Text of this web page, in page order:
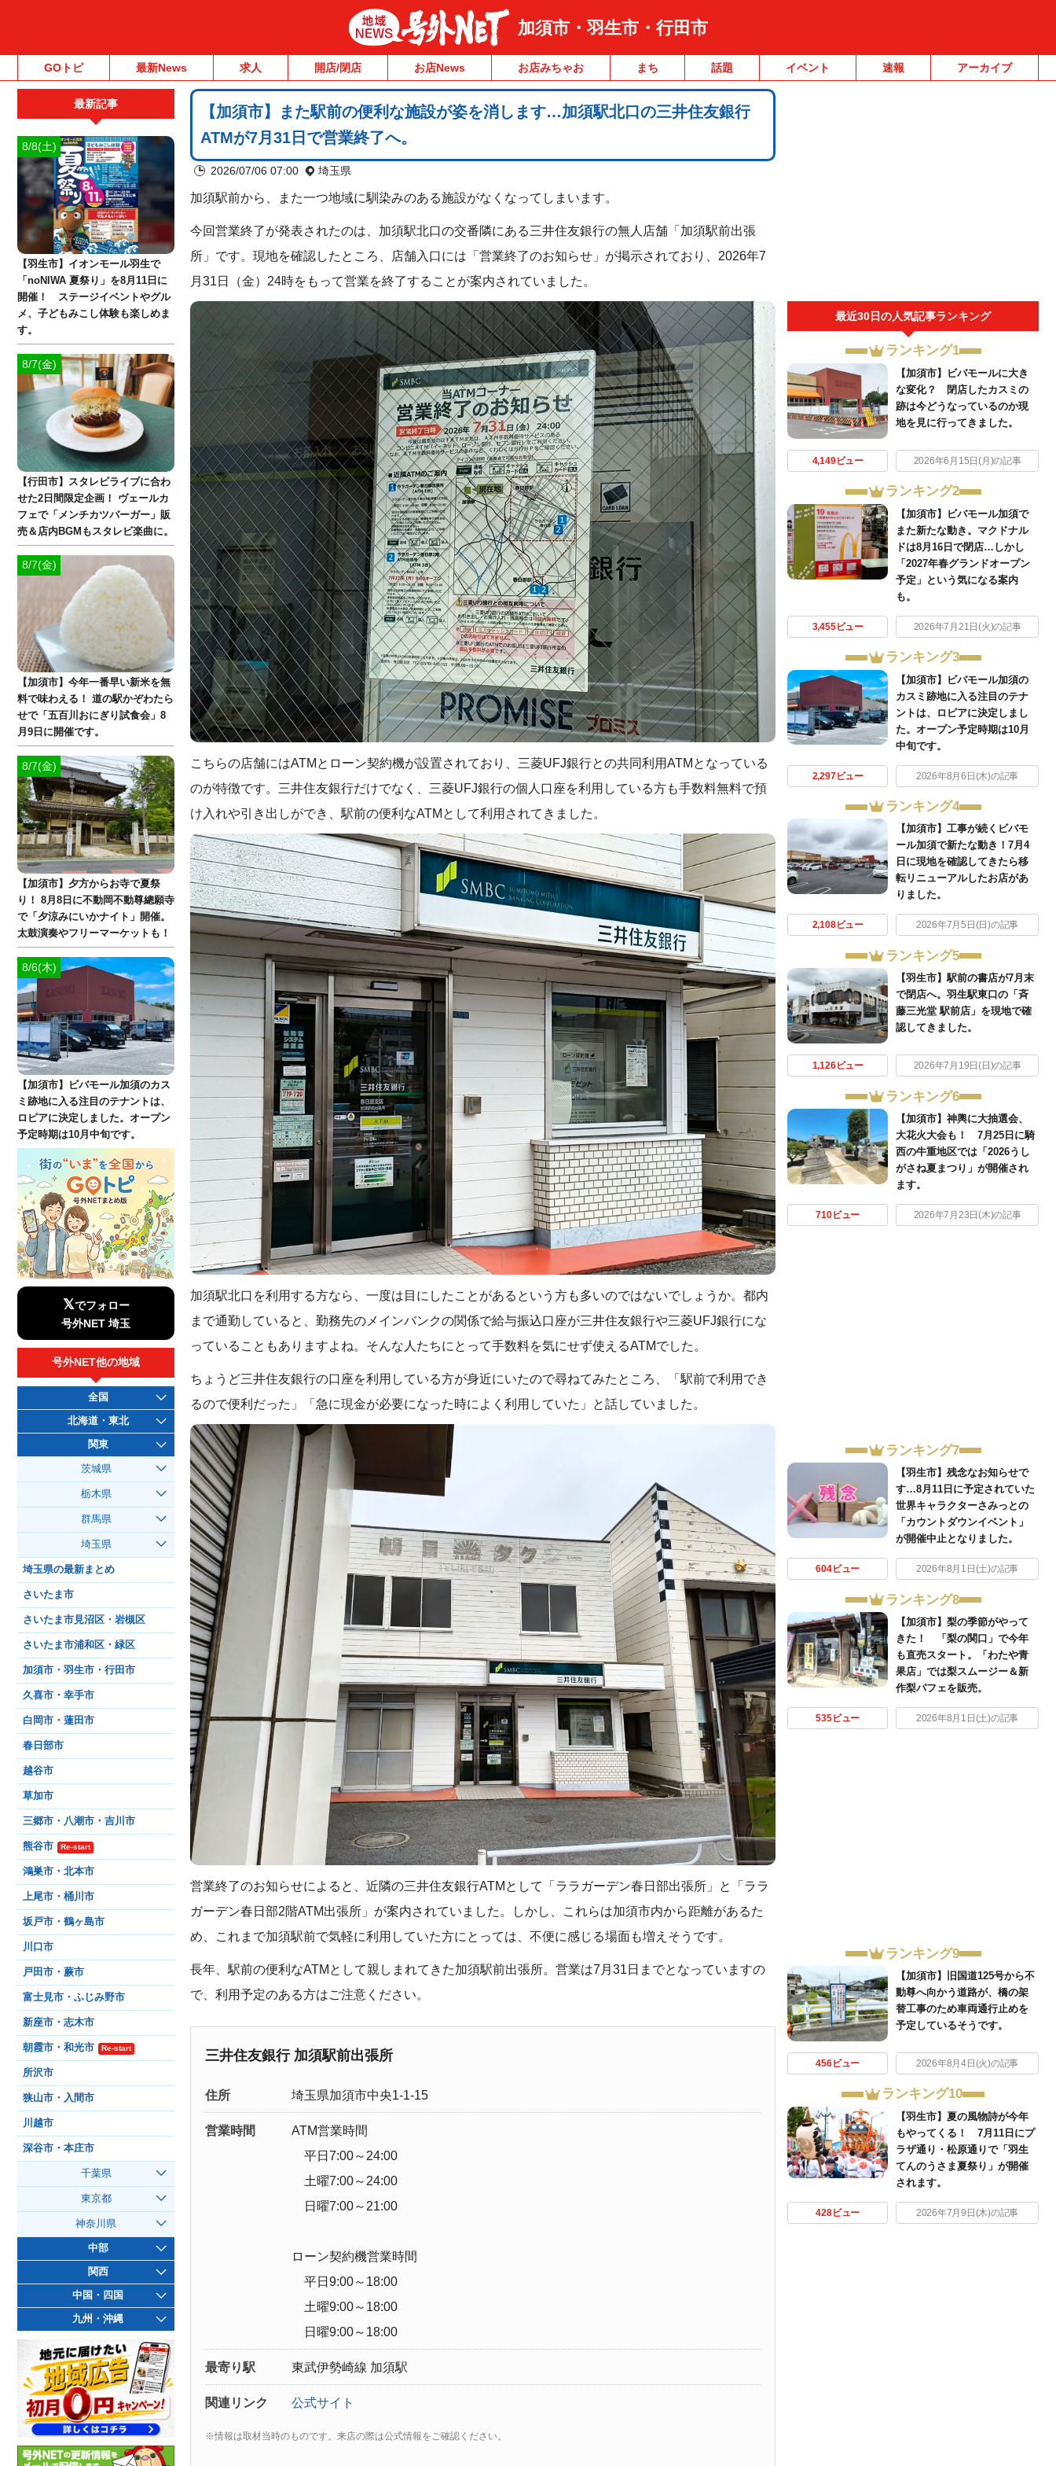
加須市・羽生市・行田市
GOトピ 最新News 求人 開店/閉店 お店News お店みちゃお まち 話題 イベント 速報 アーカイブ
【加須市】また駅前の便利な施設が姿を消します…加須駅北口の三井住友銀行
ATMが7月31日で営業終了へ。
2026/07/06 07:00 埼玉県
加須駅前から、また一つ地域に馴染みのある施設がなくなってしまいます。
今回営業終了が発表されたのは、加須駅北口の交番隣にある三井住友銀行の無人店舗「加須駅前出張
所」です。現地を確認したところ、店舗入口には「営業終了のお知らせ」が掲示されており、2026年7
月31日（金）24時をもって営業を終了することが案内されていました。
こちらの店舗にはATMとローン契約機が設置されており、三菱UFJ銀行との共同利用ATMとなっている
のが特徴です。三井住友銀行だけでなく、三菱UFJ銀行の個人口座を利用している方も手数料無料で預
け入れや引き出しができ、駅前の便利なATMとして利用されてきました。
加須駅北口を利用する方なら、一度は目にしたことがあるという方も多いのではないでしょうか。都内
まで通勤していると、勤務先のメインバンクの関係で給与振込口座が三井住友銀行や三菱UFJ銀行にな
っていることもありますよね。そんな人たちにとって手数料を気にせず使えるATMでした。
ちょうど三井住友銀行の口座を利用している方が身近にいたので尋ねてみたところ、「駅前で利用でき
るので便利だった」「急に現金が必要になった時によく利用していた」と話していました。
営業終了のお知らせによると、近隣の三井住友銀行ATMとして「ララガーデン春日部出張所」と「ララ
ガーデン春日部2階ATM出張所」が案内されていました。しかし、これらは加須市内から距離があるた
め、これまで加須駅前で気軽に利用していた方にとっては、不便に感じる場面も増えそうです。
長年、駅前の便利なATMとして親しまれてきた加須駅前出張所。営業は7月31日までとなっていますの
で、利用予定のある方はご注意ください。
三井住友銀行 加須駅前出張所
住所 埼玉県加須市中央1-1-15
営業時間
ATM営業時間
平日7:00～24:00
土曜7:00～24:00
日曜7:00～21:00
ローン契約機営業時間
平日9:00～18:00
土曜9:00～18:00
日曜9:00～18:00
最寄り駅 東武伊勢崎線 加須駅
関連リンク 公式サイト
※情報は取材当時のものです。来店の際は公式情報をご確認ください。
最近30日の人気記事ランキング
ランキング1
【加須市】ビバモールに大き
な変化？ 閉店したカスミの
跡は今どうなっているのか現
地を見に行ってきました。
4,149ビュー 2026年6月15日(月)の記事
ランキング2
【加須市】ビバモール加須で
また新たな動き。マクドナル
ドは8月16日で閉店…しかし
「2027年春グランドオープン
予定」という気になる案内
も。
3,455ビュー 2026年7月21日(火)の記事
ランキング3
【加須市】ビバモール加須の
カスミ跡地に入る注目のテナ
ントは、ロピアに決定しまし
た。オープン予定時期は10月
中旬です。
2,297ビュー 2026年8月6日(木)の記事
ランキング4
【加須市】工事が続くビバモ
ール加須で新たな動き！7月4
日に現地を確認してきたら移
転リニューアルしたお店があ
りました。
2,108ビュー 2026年7月5日(日)の記事
ランキング5
【羽生市】駅前の書店が7月末
で閉店へ。羽生駅東口の「斉
藤三光堂 駅前店」を現地で確
認してきました。
1,126ビュー 2026年7月19日(日)の記事
ランキング6
【加須市】神輿に大抽選会、
大花火大会も！ 7月25日に騎
西の牛重地区では「2026うし
がさね夏まつり」が開催され
ます。
710ビュー 2026年7月23日(木)の記事
ランキング7
【羽生市】残念なお知らせで
す…8月11日に予定されていた
世界キャラクターさみっとの
「カウントダウンイベント」
が開催中止となりました。
604ビュー 2026年8月1日(土)の記事
ランキング8
【加須市】梨の季節がやって
きた！ 「梨の関口」で今年
も直売スタート。「わたや青
果店」では梨スムージー＆新
作梨パフェを販売。
535ビュー 2026年8月1日(土)の記事
ランキング9
【加須市】旧国道125号から不
動尊へ向かう道路が、橋の架
替工事のため車両通行止めを
予定しているそうです。
456ビュー 2026年8月4日(火)の記事
ランキング10
【羽生市】夏の風物詩が今年
もやってくる！ 7月11日にプ
ラザ通り・松原通りで「羽生
てんのうさま夏祭り」が開催
されます。
428ビュー 2026年7月9日(木)の記事
最新記事
8/8(土)
【羽生市】イオンモール羽生で
「noNIWA 夏祭り」を8月11日に
開催！ ステージイベントやグル
メ、子どもみこし体験も楽しめま
す。
8/7(金)
【行田市】スタレビライブに合わ
せた2日間限定企画！ ヴェールカ
フェで「メンチカツバーガー」販
売＆店内BGMもスタレビ楽曲に。
8/7(金)
【加須市】今年一番早い新米を無
料で味わえる！ 道の駅かぞわたら
せで「五百川おにぎり試食会」8
月9日に開催です。
8/7(金)
【加須市】夕方からお寺で夏祭
り！ 8月8日に不動岡不動尊總願寺
で「夕涼みにいかナイト」開催。
太鼓演奏やフリーマーケットも！
8/6(木)
【加須市】ビバモール加須のカス
ミ跡地に入る注目のテナントは、
ロピアに決定しました。オープン
予定時期は10月中旬です。
𝕏でフォロー
号外NET 埼玉
号外NET他の地域
全国
北海道・東北
関東
茨城県
栃木県
群馬県
埼玉県
埼玉県の最新まとめ
さいたま市
さいたま市見沼区・岩槻区
さいたま市浦和区・緑区
加須市・羽生市・行田市
久喜市・幸手市
白岡市・蓮田市
春日部市
越谷市
草加市
三郷市・八潮市・吉川市
熊谷市 Re-start
鴻巣市・北本市
上尾市・桶川市
坂戸市・鶴ヶ島市
川口市
戸田市・蕨市
富士見市・ふじみ野市
新座市・志木市
朝霞市・和光市 Re-start
所沢市
狭山市・入間市
川越市
深谷市・本庄市
千葉県
東京都
神奈川県
中部
関西
中国・四国
九州・沖縄